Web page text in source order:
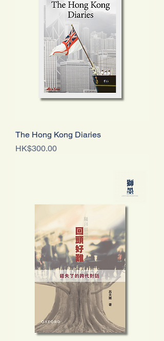
The Hong Kong Diaries
Price
HK$300.00